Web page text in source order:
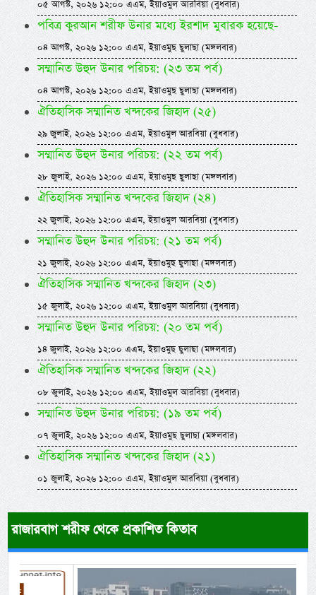
০৫ আগস্ট, ২০২৬ ১২:০০ এএম, ইয়াওমুল আরবিয়া (বুধবার)
পবিত্র কুরআন শরীফ উনার মধ্যে ইরশাদ মুবারক হয়েছে-
০৪ আগস্ট, ২০২৬ ১২:০০ এএম, ইয়াওমুছ ছুলাছা (মঙ্গলবার)
সম্মানিত উহুদ উনার পরিচয়: (২৩ তম পর্ব)
০৪ আগস্ট, ২০২৬ ১২:০০ এএম, ইয়াওমুছ ছুলাছা (মঙ্গলবার)
ঐতিহাসিক সম্মানিত খন্দকের জিহাদ (২৫)
২৯ জুলাই, ২০২৬ ১২:০০ এএম, ইয়াওমুল আরবিয়া (বুধবার)
সম্মানিত উহুদ উনার পরিচয়: (২২ তম পর্ব)
২৮ জুলাই, ২০২৬ ১২:০০ এএম, ইয়াওমুছ ছুলাছা (মঙ্গলবার)
ঐতিহাসিক সম্মানিত খন্দকের জিহাদ (২৪)
২২ জুলাই, ২০২৬ ১২:০০ এএম, ইয়াওমুল আরবিয়া (বুধবার)
সম্মানিত উহুদ উনার পরিচয়: (২১ তম পর্ব)
২১ জুলাই, ২০২৬ ১২:০০ এএম, ইয়াওমুছ ছুলাছা (মঙ্গলবার)
ঐতিহাসিক সম্মানিত খন্দকের জিহাদ (২৩)
১৫ জুলাই, ২০২৬ ১২:০০ এএম, ইয়াওমুল আরবিয়া (বুধবার)
সম্মানিত উহুদ উনার পরিচয়: (২০ তম পর্ব)
১৪ জুলাই, ২০২৬ ১২:০০ এএম, ইয়াওমুছ ছুলাছা (মঙ্গলবার)
ঐতিহাসিক সম্মানিত খন্দকের জিহাদ (২২)
০৮ জুলাই, ২০২৬ ১২:০০ এএম, ইয়াওমুল আরবিয়া (বুধবার)
সম্মানিত উহুদ উনার পরিচয়: (১৯ তম পর্ব)
০৭ জুলাই, ২০২৬ ১২:০০ এএম, ইয়াওমুছ ছুলাছা (মঙ্গলবার)
ঐতিহাসিক সম্মানিত খন্দকের জিহাদ (২১)
০১ জুলাই, ২০২৬ ১২:০০ এএম, ইয়াওমুল আরবিয়া (বুধবার)
রাজারবাগ শরীফ থেকে প্রকাশিত কিতাব